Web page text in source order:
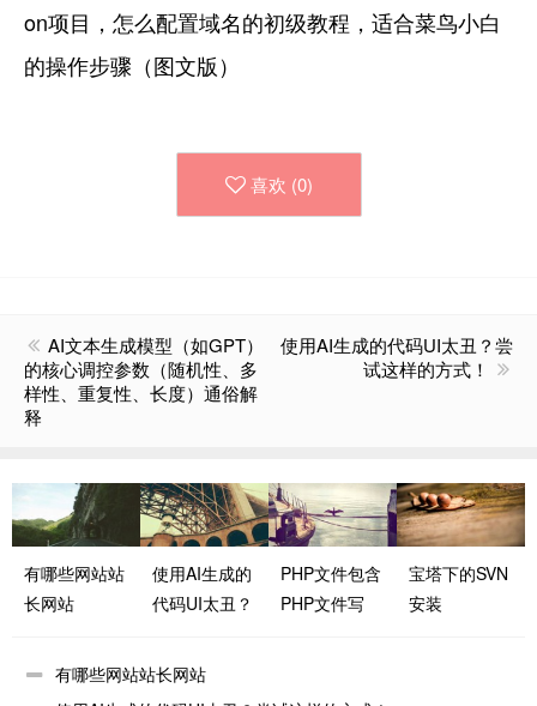
on项目，怎么配置域名的初级教程，适合菜鸟小白
的操作步骤（图文版）
喜欢 (0)
AI文本生成模型（如GPT）
的核心调控参数（随机性、多
样性、重复性、长度）通俗解
释
使用AI生成的代码UI太丑？尝
试这样的方式！
有哪些网站站
长网站
使用AI生成的
代码UI太丑？
式！
PHP文件包含
PHP文件写
宝塔下的SVN
安装
有哪些网站站长网站